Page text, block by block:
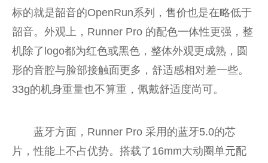
标的就是韶音的OpenRun系列，售价也是在略低于
韶音。外观上，Runner Pro 的配色一体性更强，整
机除了logo都为红色或黑色，整体外观更成熟，圆
形的音腔与脸部接触面更多，舒适感相对差一些。
33g的机身重量也不算重，佩戴舒适度尚可。
蓝牙方面，Runner Pro 采用的蓝牙5.0的芯
片，性能上不占优势。搭载了16mm大动圈单元配